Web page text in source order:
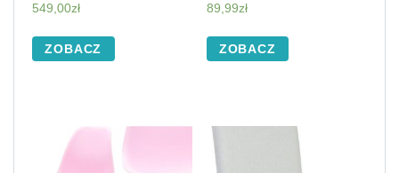
549,00zł
ZOBACZ
89,99zł
ZOBACZ